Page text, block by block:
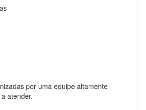
por uma equipe altamente
atender.